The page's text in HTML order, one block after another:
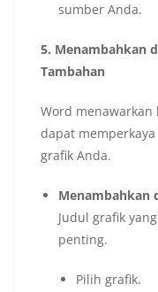
sumber Anda.
5. Menambahkan
Tambahan
Word menawarkan
dapat
grafik Anda.
Menambahkan
Judul grafik
penting.
Pilih grafik.